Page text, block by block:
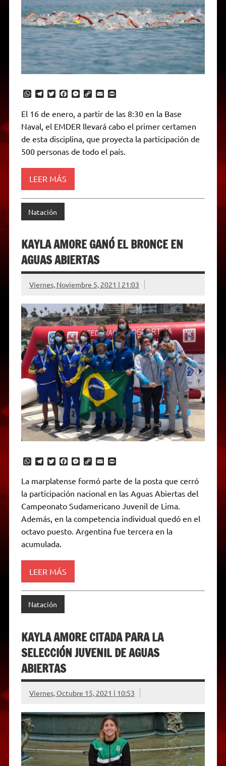
W
a
t
s
p
p
T
l
e
g
a
m
T
t
t
e
r
F
e
b
o
o
k
M
s
e
g
e
r
C
p
y
L
n
k
E
i
l
P
i
n
t
r
i
e
El 16 de enero, a partir de las 8:30 en la Base
Naval, el EMDER llevará cabo el primer certamen
de esta disciplina, que proyecta la participación de
500 personas de todo el país.
LEER MÁS
Natación
KAYLA AMORE GANÓ EL BRONCE EN
AGUAS ABIERTAS
Viernes, Noviembre 5, 2021 | 21:03
W
t
s
p
p
T
e
g
a
m
T
i
t
t
r
F
e
b
o
o
k
M
s
s
e
n
g
e
C
y
L
n
k
E
i
l
P
n
t
r
i
n
La marplatense formó parte de la posta que cerró
la participación nacional en las Aguas Abiertas del
Campeonato Sudamericano Juvenil de Lima.
Además, en la competencia individual quedó en el
octavo puesto. Argentina fue tercera en la
acumulada.
LEER MÁS
Natación
KAYLA AMORE CITADA PARA LA
SELECCIÓN JUVENIL DE AGUAS
ABIERTAS
Viernes, Octubre 15, 2021 | 10:53